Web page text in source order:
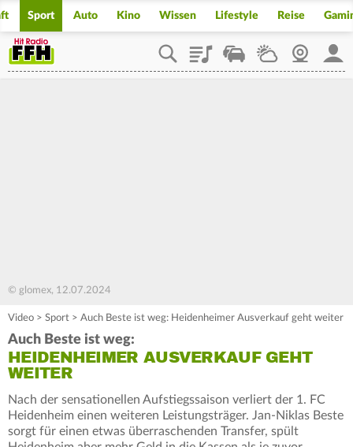
Sport Auto Kino Wissen Lifestyle Reise
PlaylistStaupilotWetterWebcam
© glomex, 12.07.2024
Video > Sport > Auch Beste ist weg: Heidenheimer Ausverkauf geht weiter
Auch Beste ist weg:
HEIDENHEIMER AUSVERKAUF GEHT
WEITER
Nach der sensationellen Aufstiegssaison verliert der 1. FC
Heidenheim einen weiteren Leistungsträger. Jan-Niklas Beste
sorgt für einen etwas überraschenden Transfer, spült